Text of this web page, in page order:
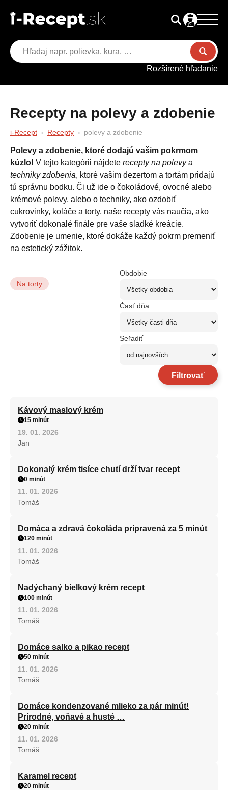
Rozšírené hľadanie
Recepty na polevy a zdobenie
i-Recept Recepty polevy a zdobenie
Polevy a zdobenie, ktoré dodajú vašim pokrmom
kúzlo! V tejto kategórii nájdete recepty na polevy a
techniky zdobenia, ktoré vašim dezertom a tortám pridajú
tú správnu bodku. Či už ide o čokoládové, ovocné alebo
krémové polevy, alebo o techniky, ako ozdobiť
cukrovinky, koláče a torty, naše recepty vás naučia, ako
vytvoriť dokonalé finále pre vaše sladké kreácie.
Zdobenie je umenie, ktoré dokáže každý pokrm premeniť
na estetický zážitok.
Na torty
Obdobie
Časť dňa
Seřadiť
Filtrovať
Kávový maslový krém
15 minút
19. 01. 2026
Jan
Dokonalý krém tisíce chutí drží tvar recept
0 minút
11. 01. 2026
Tomáš
Domáca a zdravá čokoláda pripravená za 5 minút
120 minút
11. 01. 2026
Tomáš
Nadýchaný bielkový krém recept
100 minút
11. 01. 2026
Tomáš
Domáce salko a pikao recept
50 minút
11. 01. 2026
Tomáš
Domáce kondenzované mlieko za pár minút!
Prírodné, voňavé a husté …
20 minút
11. 01. 2026
Tomáš
Karamel recept
20 minút